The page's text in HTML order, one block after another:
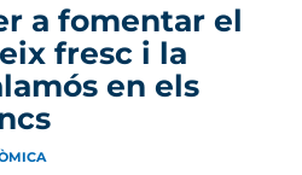
a fomentar el
fresc i la
en els